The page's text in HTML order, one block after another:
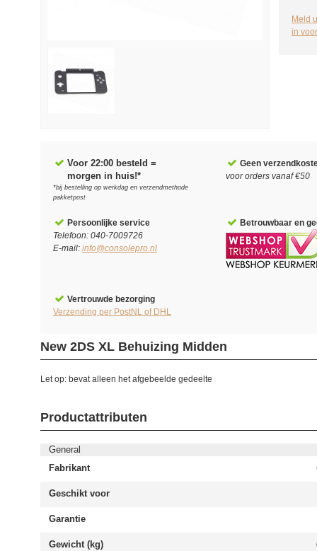
Meld
in
Voor 22:00 besteld =
morgen in huis!*
*bij bestelling op werkdag en verzendmethode
pakketpost
Geen
voor orders vanaf €50
Persoonlijke service
Telefoon: 040-7009726
E-mail: info@consolepro.nl
Betrouwbaar en
Vertrouwde bezorging
Verzending per PostNL of DHL
New 2DS XL Behuizing Midden
Let op: bevat alleen het afgebeelde gedeelte
Productattributen
General
Fabrikant
Geschikt voor
Garantie
Gewicht (kg)